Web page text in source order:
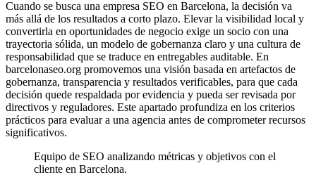
Cuando se busca una empresa SEO en Barcelona, la decisión va
más allá de los resultados a corto plazo. Elevar la visibilidad local y
convertirla en oportunidades de negocio exige un socio con una
trayectoria sólida, un modelo de gobernanza claro y una cultura de
responsabilidad que se traduce en entregables auditable. En
barcelonaseo.org promovemos una visión basada en artefactos de
gobernanza, transparencia y resultados verificables, para que cada
decisión quede respaldada por evidencia y pueda ser revisada por
directivos y reguladores. Este apartado profundiza en los criterios
prácticos para evaluar a una agencia antes de comprometer recursos
significativos.
Equipo de SEO analizando métricas y objetivos con el
cliente en Barcelona.